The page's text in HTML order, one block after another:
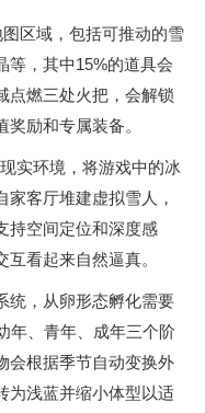
区域，包括可推动的雪
等，其中15%的道具会
点燃三处火把，会解锁
励和专属装备。
实环境，将游戏中的冰
客厅堆建虚拟雪人，
持空间定位和深度感
看起来自然逼真。
统，从卵形态孵化需要
年、青年、成年三个阶
会根据季节自动变换外
为浅蓝并缩小体型以适